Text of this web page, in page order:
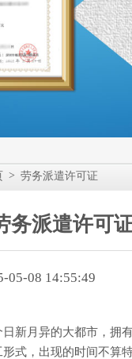
> 劳务派遣许可证
务派遣许可
05-08 14:55:49
新月异的大都市，拥
式，出现的时间不算